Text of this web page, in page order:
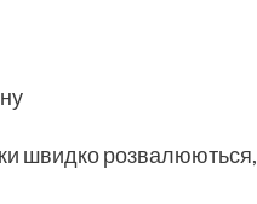
швидко розвалюються,